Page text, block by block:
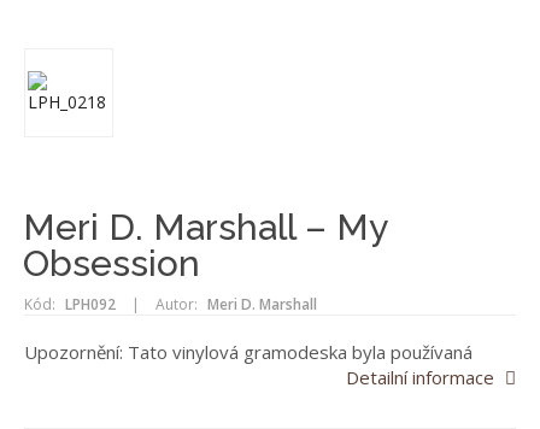
Meri D. Marshall – My
Obsession
Kód: LPH092 | Autor: Meri D. Marshall
Upozornění: Tato vinylová gramodeska byla používaná
Detailní informace